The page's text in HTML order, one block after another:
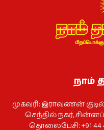
நாம்
முகவரி: இராவணன்
செந்தில் நகர்,
தொலைபேசி: +91 44